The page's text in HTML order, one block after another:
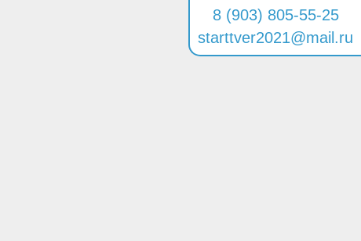
8 (903) 805-55-25
starttver2021@mail.ru